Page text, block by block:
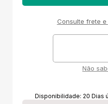
Consulte frete
Não
Disponibilidade: 20 Dias